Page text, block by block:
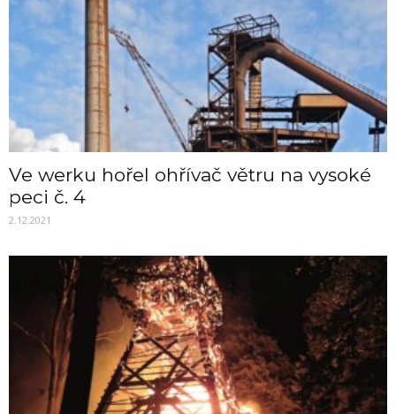
Ve werku hořel ohřívač větru na vysoké
peci č. 4
2.12.2021